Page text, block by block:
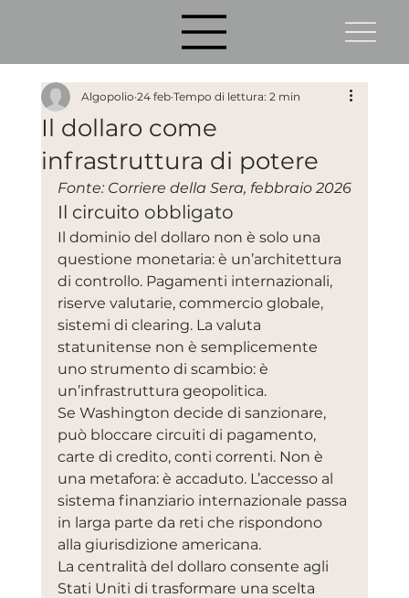
Il dollaro come
infrastruttura di potere
Algopolio 24 feb Tempo di lettura: 2 min
Fonte: Corriere della Sera, febbraio 2026
Il circuito obbligato
Il dominio del dollaro non è solo una
questione monetaria: è un’architettura
di controllo. Pagamenti internazionali,
riserve valutarie, commercio globale,
sistemi di clearing. La valuta
statunitense non è semplicemente
uno strumento di scambio: è
un’infrastruttura geopolitica.
Se Washington decide di sanzionare,
può bloccare circuiti di pagamento,
carte di credito, conti correnti. Non è
una metafora: è accaduto. L’accesso al
sistema finanziario internazionale passa
in larga parte da reti che rispondono
alla giurisdizione americana.
La centralità del dollaro consente agli
Stati Uniti di trasformare una scelta